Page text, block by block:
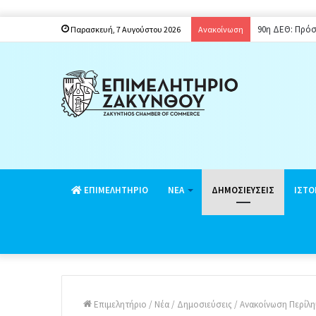
Παρασκευή, 7 Αυγούστου 2026 Ανακοίνωση 90η ΔΕΘ:
EΠΙΜΕΛΗΤΗΡΙΟ ΝΕΑ ΔΗΜΟΣΙΕΥΣΕΙΣ
Επιμελητήριο / Νέα / Δημοσιεύσεις / Ανακοίνωση